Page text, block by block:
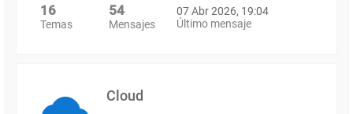
16
Temas
54
Mensajes
07 Abr 2026, 19:04
Último mensaje
Cloud